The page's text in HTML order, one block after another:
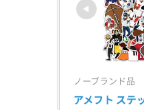
ノーブランド品
アメフト ステ